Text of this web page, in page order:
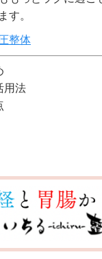
す。
整体
用法